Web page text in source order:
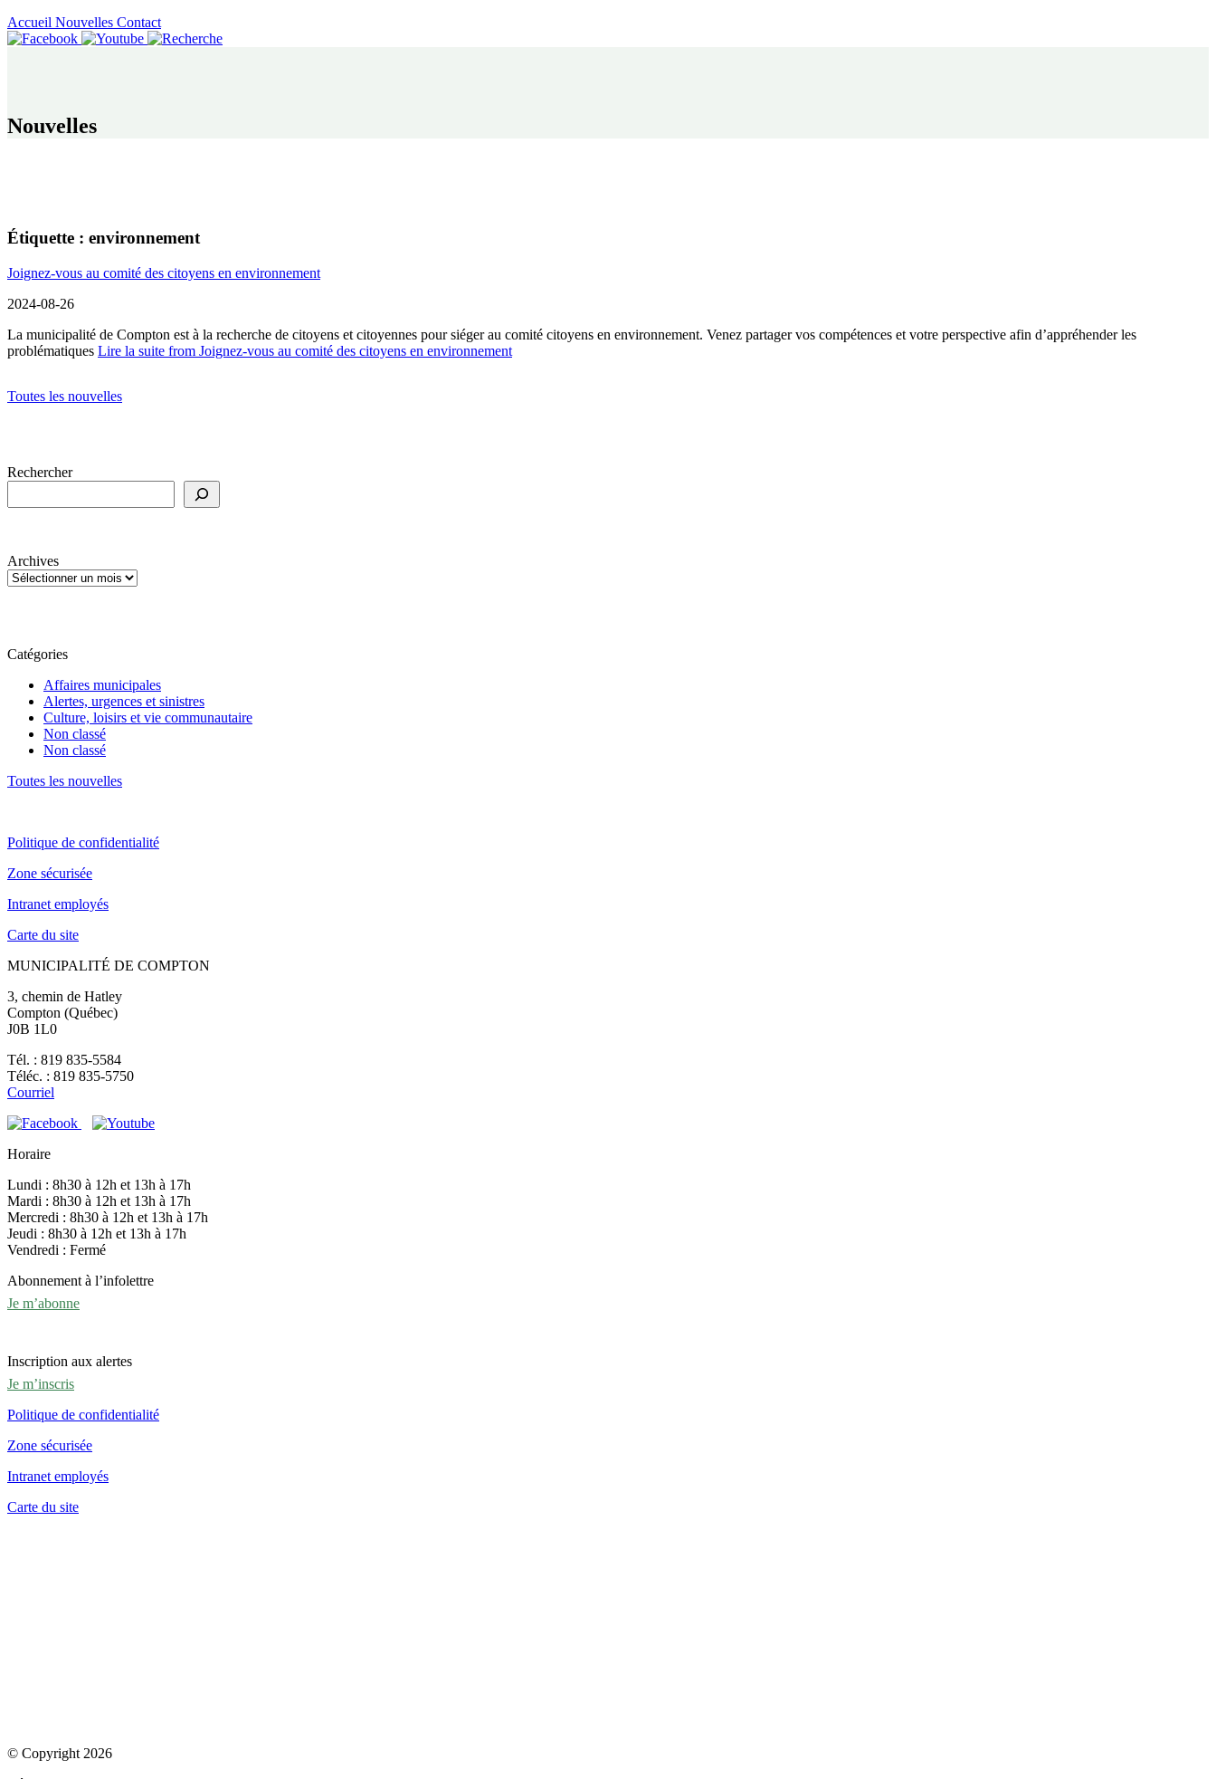
Accueil Nouvelles Contact
Nouvelles
Étiquette : environnement
Joignez-vous au comité des citoyens en environnement
2024-08-26
La municipalité de Compton est à la recherche de citoyens et citoyennes pour siéger au comité citoyens en environnement. Venez partager vos compétences et votre perspective afin d’appréhender les
problématiques Lire la suite from Joignez-vous au comité des citoyens en environnement
Toutes les nouvelles
Rechercher
Archives
Catégories
Affaires municipales
Alertes, urgences et sinistres
Culture, loisirs et vie communautaire
Non classé
Non classé
Toutes les nouvelles
Politique de confidentialité
Zone sécurisée
Intranet employés
Carte du site
MUNICIPALITÉ DE COMPTON
3, chemin de Hatley
Compton (Québec)
J0B 1L0
Tél. : 819 835-5584
Téléc. : 819 835-5750
Courriel
Horaire
Lundi : 8h30 à 12h et 13h à 17h
Mardi : 8h30 à 12h et 13h à 17h
Mercredi : 8h30 à 12h et 13h à 17h
Jeudi : 8h30 à 12h et 13h à 17h
Vendredi : Fermé
Abonnement à l’infolettre
Je m’abonne
Inscription aux alertes
Je m’inscris
Politique de confidentialité
Zone sécurisée
Intranet employés
Carte du site
© Copyright 2026